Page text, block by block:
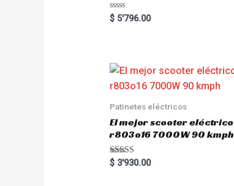
R
a
o
u
o
5
$5'796.00
Patinetes eléctricos
El mejor scooter eléctrico
r803o16 7000W 90 kmph
Rated
5.00
$3'930.00